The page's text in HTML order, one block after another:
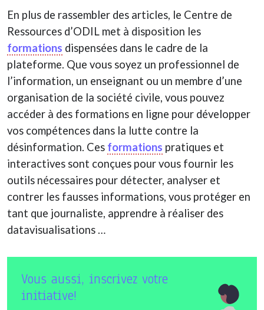
En plus de rassembler des articles, le Centre de
Ressources d’ODIL met à disposition les
formations dispensées dans le cadre de la
plateforme. Que vous soyez un professionnel de
l’information, un enseignant ou un membre d’une
organisation de la société civile, vous pouvez
accéder à des formations en ligne pour développer
vos compétences dans la lutte contre la
désinformation. Ces formations pratiques et
interactives sont conçues pour vous fournir les
outils nécessaires pour détecter, analyser et
contrer les fausses informations, vous protéger en
tant que journaliste, apprendre à réaliser des
datavisualisations …
Vous aussi, inscrivez votre
initiative!